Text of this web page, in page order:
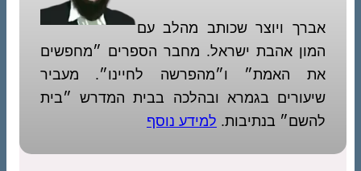
אברך ויוצר שכותב מהלב עם
המון אהבת ישראל. מחבר הספרים ״מחפשים
את האמת״ ו״מהפרשה לחיינו״. מעביר
שיעורים בגמרא ובהלכה בבית המדרש ״בית
להשם״ בנתיבות. למידע נוסף